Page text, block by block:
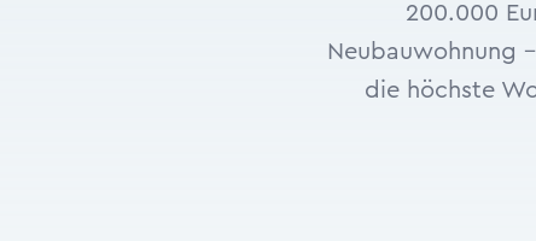
200.000
Neubauwohnung
die höchste